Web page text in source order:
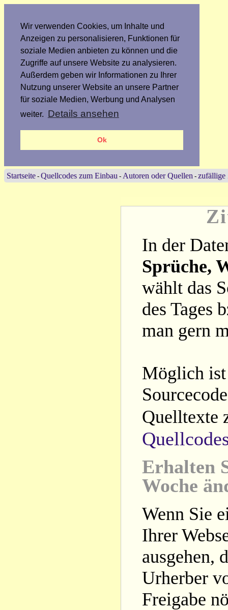
Wir verwenden Cookies, um Inhalte und
Anzeigen zu personalisieren, Funktionen für
soziale Medien anbieten zu können und die
Zugriffe auf unsere Website zu analysieren.
Außerdem geben wir Informationen zu Ihrer
Nutzung unserer Website an unsere Partner
für soziale Medien, Werbung und Analysen
weiter. Details ansehen
Ok
Startseite - Quellcodes zum Einbau - Autoren oder Quellen - zufällige
In der
Sprüche,
wählt das
des Tages
man gern
Möglich ist
Quelltexte
Erhalten
Woche
Wenn Sie
Ihrer
ausgehen,
Urherber
Freigabe